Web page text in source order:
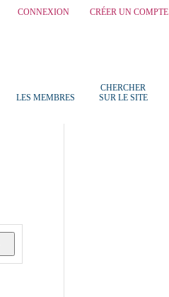
CONNEXION CRÉER UN COMPTE
LES MEMBRES
CHERCHER
SUR LE SITE